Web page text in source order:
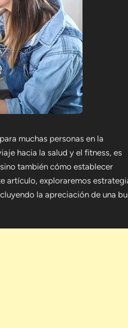
muchas personas en la
hacia la salud y el fitness, es
también cómo establecer
artículo, exploraremos
la apreciación de una